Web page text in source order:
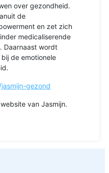
over gezondheid.
de
en zet zich
medicaliserende
Daarnaast wordt
de emotionele
gezond
van Jasmijn.